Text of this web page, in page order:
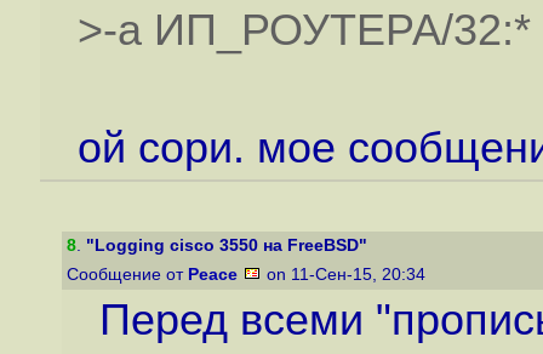
>-a ИП_РОУТЕРА/32:*
ой сори. мое
8. "Logging cisco 3550 на FreeBSD"
Сообщение от Peace on 11-Сен-15, 20:34
Перед всеми